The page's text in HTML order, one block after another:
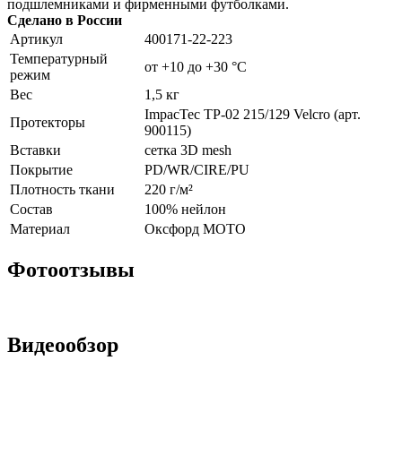
подшлемниками и фирменными футболками.
Сделано в России
Артикул
400171-22-223
Температурный
режим
от +10 до +30 °С
Вес
1,5 кг
Протекторы
ImpacTec TP-02 215/129 Velcro (арт.
900115)
Вставки
сетка 3D mesh
Покрытие
PD/WR/CIRE/PU
Плотность ткани
220 г/м²
Состав
100% нейлон
Материал
Оксфорд МОТО
Фотоотзывы
Видеообзор